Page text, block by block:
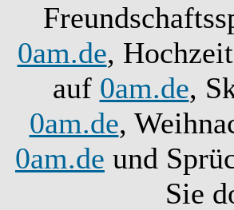
0am.de,
auf 0am.de,
0am.de,
0am.de und
Sie